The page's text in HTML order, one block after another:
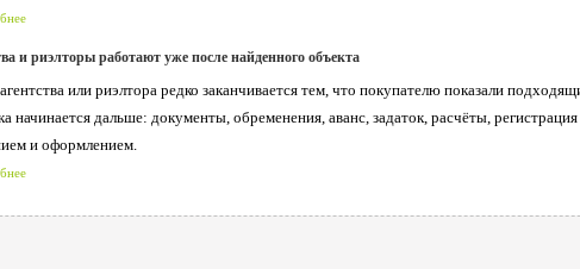
и риэлторы работают уже после найденного объекта
или риэлтора редко заканчивается тем, что покупателю показали
начинается дальше: документы, обременения, аванс, задаток, расчёты,
и оформлением.